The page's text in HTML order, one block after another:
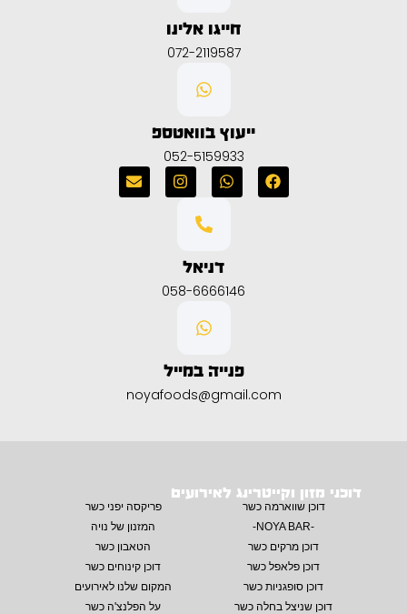
חייגו אלינו
072-2119587
ייעוץ בוואטספ
052-5159933
דניאל
058-6666146
פנייה במייל
noyafoods@gmail.com
דוכני מזון וקייטרינג לאירועים
דוכן שווארמה כשר
פריקסה יפני כשר
-NOYA BAR-
המזנון של נויה
דוכן מרקים כשר
הטאבון כשר
דוכן פלאפל כשר
דוכן קינוחים כשר
דוכן סופגניות כשר
המקום שלנו לאירועים
דוכן שניצל בחלה כשר
על הפלנצ'ה כשר